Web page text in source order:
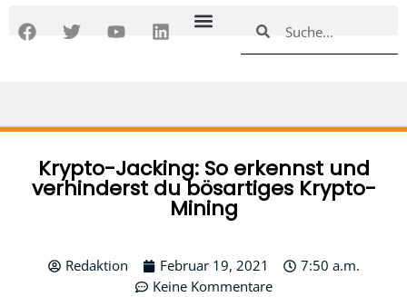
Inhalt
F
a
o
T
w
r
Y
o
e
L
i
i
Krypto-Jacking: So erkennst und
verhinderst du bösartiges Krypto-
Mining
Redaktion Februar 19, 2021
7:50 a.m.
Keine Kommentare